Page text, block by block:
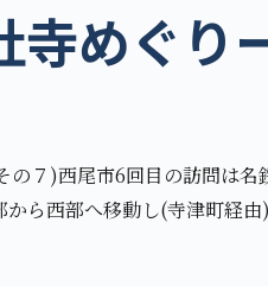
めぐり
７)西尾市6回目の訪問は名
ら西部へ移動し(寺津町経